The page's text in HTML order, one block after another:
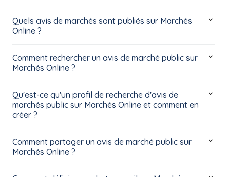
Quels avis de marchés sont publiés sur Marchés
Online ?
Comment rechercher un avis de marché public sur
Marchés Online ?
Qu'est-ce qu'un profil de recherche d'avis de
marchés public sur Marchés Online et comment en
créer ?
Comment partager un avis de marché public sur
Marchés Online ?